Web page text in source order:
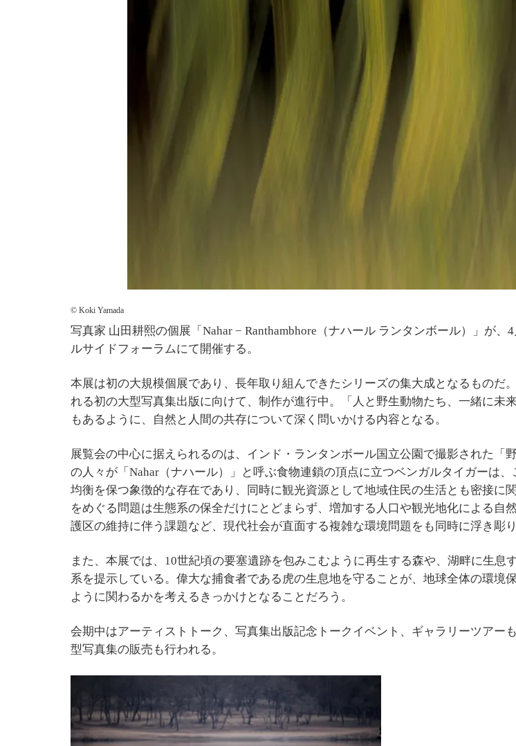
© Koki Yamada
写真家 山田耕熙の個展「Nahar − Ranthambhore（ナハール ランタンボール）」が、
ルサイドフォーラムにて開催する。
本展は初の大規模個展であり、長年取り組んできたシリーズの集大成となるものだ
れる初の大型写真集出版に向けて、制作が進行中。「人と野生動物たち、一緒に未
もあるように、自然と人間の共存について深く問いかける内容となる。
展覧会の中心に据えられるのは、インド・ランタンボール国立公園で撮影された「
の人々が「Nahar（ナハール）」と呼ぶ食物連鎖の頂点に立つベンガルタイガーは
均衡を保つ象徴的な存在であり、同時に観光資源として地域住民の生活とも密接に
をめぐる問題は生態系の保全だけにとどまらず、増加する人口や観光地化による自
護区の維持に伴う課題など、現代社会が直面する複雑な環境問題をも同時に浮き彫り
また、本展では、10世紀頃の要塞遺跡を包みこむように再生する森や、湖畔に生息
系を提示している。偉大な捕食者である虎の生息地を守ることが、地球全体の環境
ように関わるかを考えるきっかけとなることだろう。
会期中はアーティストトーク、写真集出版記念トークイベント、ギャラリーツアー
型写真集の販売も行われる。